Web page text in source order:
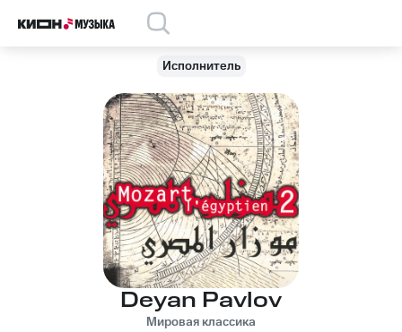
Исполнитель
Deyan Pavlov
Мировая классика